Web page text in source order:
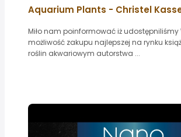
Aquarium Plants - Christel
Miło nam poinformować iż udostępniliśmy
możliwość zakupu najlepszej na rynku
roślin akwariowym autorstwa ...